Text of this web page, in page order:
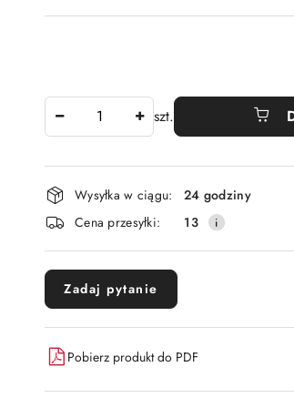
szt.
Dostępność
i
dostawa
Wysyłka w ciągu:
24 godziny
Cena przesyłki:
13
Zadaj pytanie
Pobierz produkt do PDF